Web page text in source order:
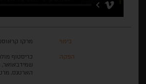
בימוי מרקו
הפקה
כריסטוף
שמידבאואר,
הארטגס,